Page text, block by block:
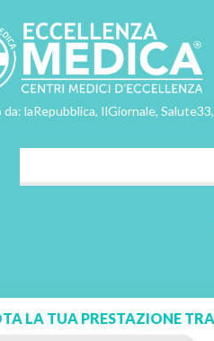
da: laRepubblica, IlGiornale,
LA TUA PRESTAZIONE